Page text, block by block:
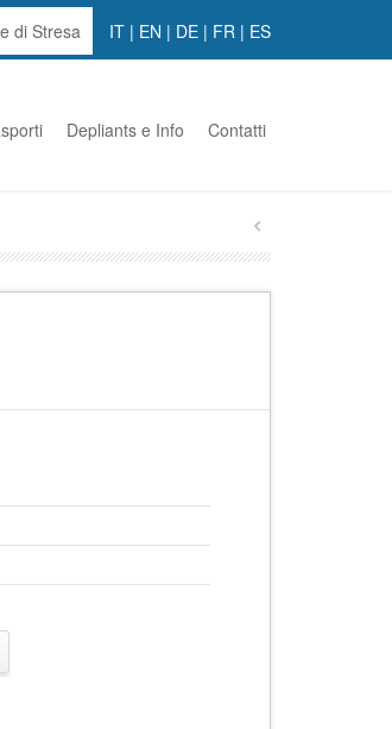
di Stresa IT | EN | DE | FR | ES
Depliants e Info Contatti